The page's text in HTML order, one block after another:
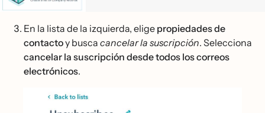
En la lista de la izquierda, elige propiedades de
contactoy busca cancelar la suscripción. Selecciona
cancelar la suscripción desde todos los correos
electrónicos.